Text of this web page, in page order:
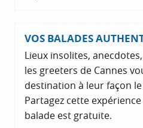
VOS BALADES
Lieux insolites,
les greeters de Cannes
destination à leur façon
Partagez cette
balade est gratuite.